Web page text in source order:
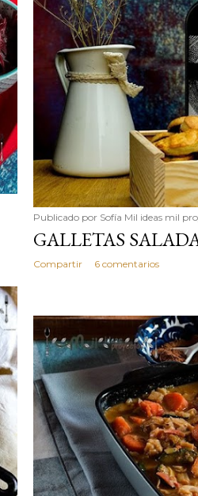
Publicado por Sofía Mil ideas mil
GALLETAS
Compartir 6 comentarios